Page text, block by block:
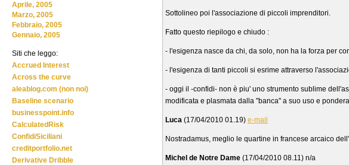
Sottolineo poi l'associazione di piccoli imprenditori.
Fatto questo riepilogo e chiudo :
- l'esigenza nasce da chi, da solo, non ha la forza per
- l'esigenza di tanti piccoli si esrime attraverso
- oggi il -confidi- non è piu' uno strumento sublime
modificata e plasmata dalla "banca" a suo uso e
Luca (17/04/2010 01.19) e-mail
Nostradamus, meglio le quartine in francese arcaico
Michel de Notre Dame (17/04/2010 08.11) n/a
Aprile, 2005
Marzo, 2005
Febbraio, 2005
Gennaio, 2005
Siti che leggo:
Accrued Interest
Across the curve
aleablog.com (non noi)
Baseline scenario
businesspoint.info
CalculatedRisk
ConfidiSiciliani
creditportfolio.net
Derivative Dribble